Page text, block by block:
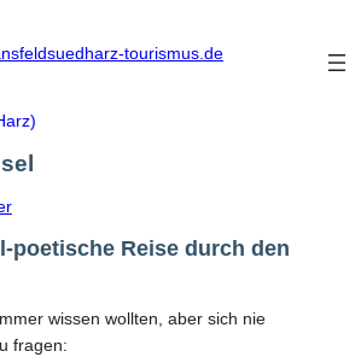
poetische Reise durch den
wissen wollten, aber sich nie
fragen: